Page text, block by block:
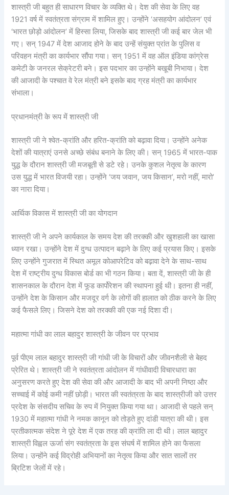
शास्त्री जी बहुत ही साधारण विचार के व्यक्ति थे। देश की सेवा के लिए वह
1921 वर्ष में स्वतंत्रता संग्राम में शामिल हुए। उन्होंने ‘असहयोग आंदोलन’ एवं
‘भारत छोड़ो आंदोलन’ में हिस्सा लिया, जिसके बाद शास्त्री जी कई बार जेल भी
गए। सन् 1947 में देश आजाद होने के बाद उन्हें संयुक्त प्रांत के पुलिस व
परिवहन मंत्री का कार्यभार सौंपा गया। सन् 1951 में वह ऑल इंडिया कांग्रेस
कमेटी के जनरल सेक्रेटरी बने। इस पदभार का उन्होंने बखूबी निभाया। देश
की आजादी के पश्चात वे रेल मंत्री बने इसके बाद ग्रह मंत्री का कार्यभार
संभाला।
प्रधानमंत्री के रूप में शास्त्री जी
शास्त्री जी ने श्वेत-क्रांति और हरित-क्रांति को बढ़ावा दिया। उन्होंने अनेक
देशों की यात्राएं उनसे अच्छे संबंध बनाने के लिए की। सन् 1965 में भारत-पाक
युद्ध के दौरान शास्त्री जी मजबूती से डटे रहे। उनके कुशल नेतृत्व के कारण
उस युद्ध में भारत विजयी रहा। उन्होंने ‘जय जवान, जय किसान’, मरो नहीं, मारो’
का नारा दिया।
आर्थिक विकास में शास्त्री जी का योगदान
शास्त्री जी ने अपने कार्यकाल के समय देश की तरक्की और खुशहाली का खासा
ध्यान रखा। उन्होंने देश में दुग्ध उत्पादन बढ़ाने के लिए कई प्रयास किए। इसके
लिए उन्होंने गुजरात में स्थित अमूल कोआपरेटिव को बढ़ावा देने के साथ-साथ
देश में राष्ट्रीय दुग्ध विकास बोर्ड का भी गठन किया। बता दें, शास्त्री जी के ही
शासनकाल के दौरान देश में फूड कार्पोरेशन की स्थापना हुई थी। इतना ही नहीं,
उन्होंने देश के किसान और मजदूर वर्ग के लोगों की हालात को ठीक करने के लिए
कई फैसले लिए। जिसने देश को तरक्की की एक नई दिशा दी।
महात्मा गांधी का लाल बहादुर शास्त्री के जीवन पर प्रभाव
पूर्व पीएम लाल बहादुर शास्त्री जी गांधी जी के विचारों और जीवनशैली से बेहद
प्रेरित थे। शास्त्री जी ने स्वतंत्रता आंदोलन में गांधीवादी विचारधारा का
अनुसरण करते हुए देश की सेवा की और आजादी के बाद भी अपनी निष्ठा और
सच्चाई में कोई कमी नहीं छोड़ी। भारत की स्वतंत्रता के बाद शास्त्रीजी को उत्तर
प्रदेश के संसदीय सचिव के रुप में नियुक्त किया गया था। आजादी से पहले सन्
1930 में महात्मा गांधी ने नमक कानून को तोड़ते हुए दांडी यात्रा की थी। इस
प्रतीकात्मक संदेश ने पूरे देश में एक तरह की क्रांति ला दी थी। लाल बहादुर
शास्त्री विह्वल ऊर्जा संग स्वतंत्रता के इस संघर्ष में शामिल होने का फैसला
लिया। उन्होंने कई विद्रोही अभियानों का नेतृत्व किया और सात सालों तर
ब्रिटिश जेलों में रहे।